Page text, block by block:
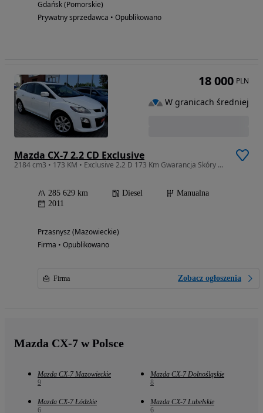
Gdańsk (Pomorskie)
Prywatny sprzedawca • Opublikowano
Mazda CX-7 2.2 CD Exclusive
2184 cm3 • 173 KM • Exclusive 2.2 D 173 Km Gwarancja Skóry Bose Ksenon Navi keyless go 4x4
285 629 km Diesel
Manualna
2011
Przasnysz (Mazowieckie)
Firma • Opublikowano
Firma Zobacz ogłoszenia
18 000 PLN
W granicach średniej
Mazda CX-7 w Polsce
Mazda CX-7 Mazowieckie
9
Mazda CX-7 Dolnośląskie
8
Mazda CX-7 Łódzkie
6
Mazda CX-7 Lubelskie
6